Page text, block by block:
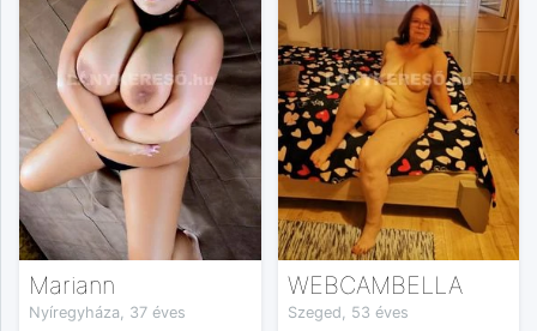
Mariann
Nyíregyháza, 37 éves
WEBCAMBELLA
Szeged, 53 éves